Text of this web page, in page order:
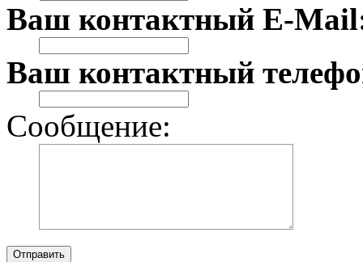
Ваш контактный E-
Ваш контактный
Сообщение:
Отправить